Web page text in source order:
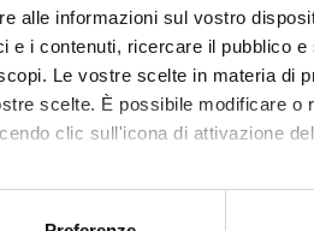
alle informazioni sul vostro
e i contenuti, ricercare il pubblico
Le vostre scelte in materia di
scelte. È possibile modificare
clic sull'icona di attivazione
tua posizione geografica, con
Lidia Del Piccolo
office Segreteria della
Policlinico G.B.